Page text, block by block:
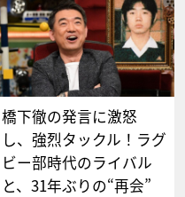
橋下徹の発言に激怒
し、強烈タックル！ラグ
ビー部時代のライバル
と、31年ぶりの“再会”